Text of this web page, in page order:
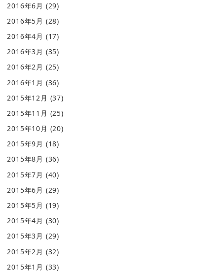
2016年6月 (29)
2016年5月 (28)
2016年4月 (17)
2016年3月 (35)
2016年2月 (25)
2016年1月 (36)
2015年12月 (37)
2015年11月 (25)
2015年10月 (20)
2015年9月 (18)
2015年8月 (36)
2015年7月 (40)
2015年6月 (29)
2015年5月 (19)
2015年4月 (30)
2015年3月 (29)
2015年2月 (32)
2015年1月 (33)